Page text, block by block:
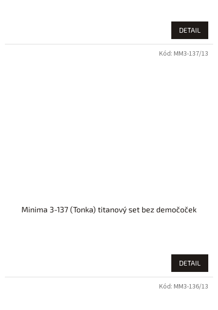
DETAIL
Minima 3-137 (Tonka) titanový set bez demočoček
DETAIL
Kód: MM3-137/13
Kód: MM3-136/13